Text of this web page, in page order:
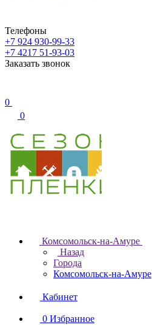
Телефоны
+7 924 930-99-33
+7 4217 51-93-03
Заказать звонок
0
0
Комсомольск-на-Амуре
Назад
Города
Комсомольск-на-Амуре
Кабинет
0 Избранное